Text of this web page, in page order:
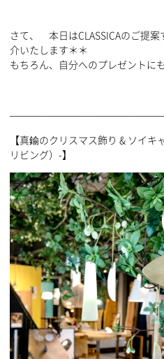
さて、 本日はCLASSICAのご提
介いたします＊＊
もちろん、自分へのプレゼントに
【真鍮のクリスマス飾り & ソイ
リビング）-】